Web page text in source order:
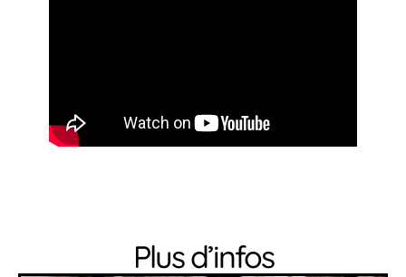
Plus d’infos